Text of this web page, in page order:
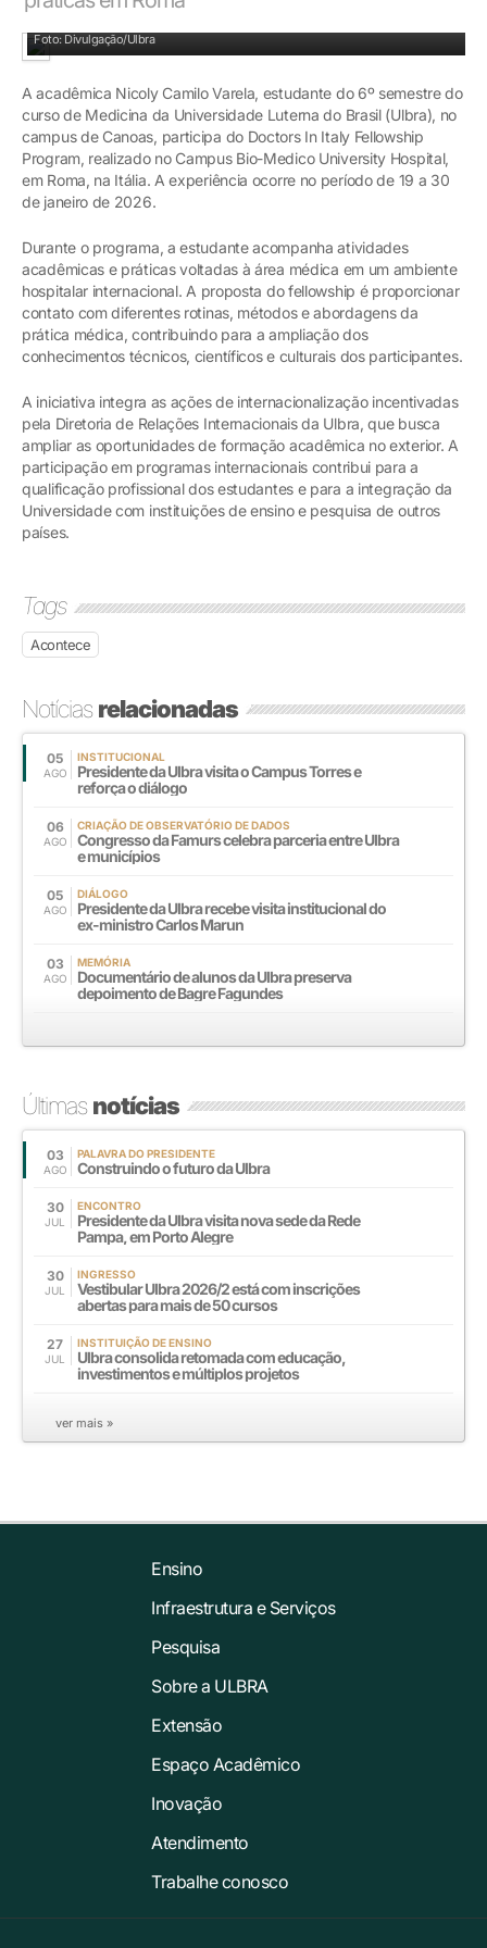
Foto: Divulgação/Ulbra
A acadêmica Nicoly Camilo Varela, estudante do 6º semestre do
curso de Medicina da Universidade Luterna do Brasil (Ulbra), no
campus de Canoas, participa do Doctors In Italy Fellowship
Program, realizado no Campus Bio-Medico University Hospital,
em Roma, na Itália. A experiência ocorre no período de 19 a 30
de janeiro de 2026.
Durante o programa, a estudante acompanha atividades
acadêmicas e práticas voltadas à área médica em um ambiente
hospitalar internacional. A proposta do fellowship é proporcionar
contato com diferentes rotinas, métodos e abordagens da
prática médica, contribuindo para a ampliação dos
conhecimentos técnicos, científicos e culturais dos participantes.
A iniciativa integra as ações de internacionalização incentivadas
pela Diretoria de Relações Internacionais da Ulbra, que busca
ampliar as oportunidades de formação acadêmica no exterior. A
participação em programas internacionais contribui para a
qualificação profissional dos estudantes e para a integração da
Universidade com instituições de ensino e pesquisa de outros
países.
Tags
Acontece
Notíciasrelacionadas
05
AGO
INSTITUCIONAL
Presidente da Ulbra visita o Campus Torres e
reforça o diálogo
06
AGO
CRIAÇÃO DE OBSERVATÓRIO DE DADOS
Congresso da Famurs celebra parceria entre Ulbra
e municípios
05
AGO
DIÁLOGO
Presidente da Ulbra recebe visita institucional do
ex-ministro Carlos Marun
03
AGO
MEMÓRIA
Documentário de alunos da Ulbra preserva
depoimento de Bagre Fagundes
Últimasnotícias
03
AGO
PALAVRA DO PRESIDENTE
Construindo o futuro da Ulbra
30
JUL
ENCONTRO
Presidente da Ulbra visita nova sede da Rede
Pampa, em Porto Alegre
30
JUL
INGRESSO
Vestibular Ulbra 2026/2 está com inscrições
abertas para mais de 50 cursos
27
JUL
INSTITUIÇÃO DE ENSINO
Ulbra consolida retomada com educação,
investimentos e múltiplos projetos
ver mais »
Ensino
Infraestrutura e Serviços
Pesquisa
Sobre a ULBRA
Extensão
Espaço Acadêmico
Inovação
Atendimento
Trabalhe conosco